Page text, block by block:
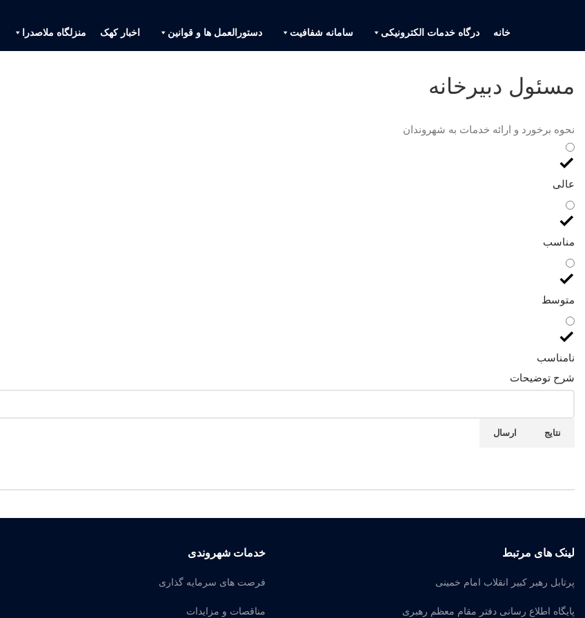
خانه درگاه خدمات الکترونیکی سامانه شفافیت دستورالعمل ها و قوانین اخبار کهک منزلگاه ملاصدرا
مسئول دبیرخانه
نحوه برخورد و ارائه خدمات به شهروندان
عالی
مناسب
متوسط
نامناسب
شرح توضیحات
نتایج ارسال
لینک های مرتبط
پرتابل رهبر کبیر انقلاب امام خمینی
پایگاه اطلاع رسانی دفتر مقام معظم رهبری
خدمات شهروندی
فرصت های سرمایه گذاری
مناقصات و مزایدات